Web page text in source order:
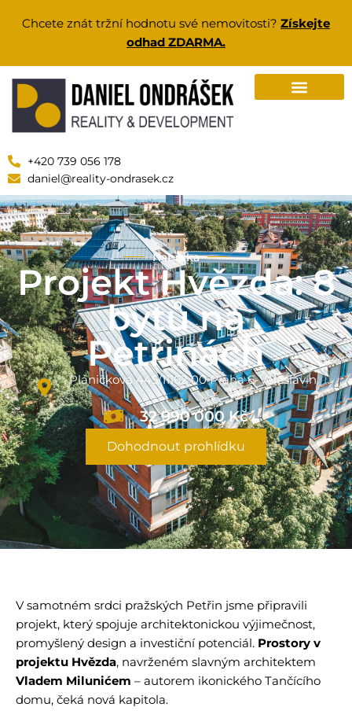
Chcete znát tržní hodnotu své nemovitosti? Získejte
odhad ZDARMA.
+420 739 056 178
daniel@reality-ondrasek.cz
Nabídka
Projekt Hvězda: 8
bytů na
Petřinách
Pláničkova 445/11162 00 Praha 6-Veleslavín
32 990 000 Kč
Dohodnout prohlídku
V samotném srdci pražských Petřin jsme připravili
projekt, který spojuje architektonickou výjimečnost,
promyšlený design a investiční potenciál. Prostory v
projektu Hvězda, navrženém slavným architektem
Vladem Milunićem – autorem ikonického Tančícího
domu, čeká nová kapitola.